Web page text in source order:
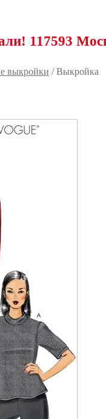
Москва,
выкройки /Выкройка